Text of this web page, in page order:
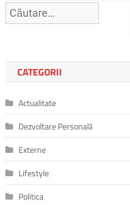
Caută
după:
CATEGORII
Actualitate
Dezvoltare Personală
Externe
Lifestyle
Politica